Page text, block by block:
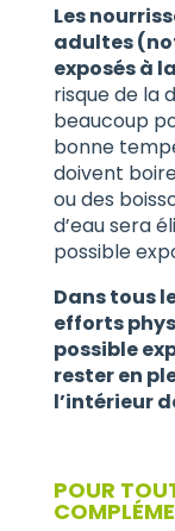
Les
adultes
exposés à
risque de la
beaucoup
bonne
doivent
ou des
d’eau sera
possible
Dans tous
efforts
possible
rester en
l’intérieur
POUR